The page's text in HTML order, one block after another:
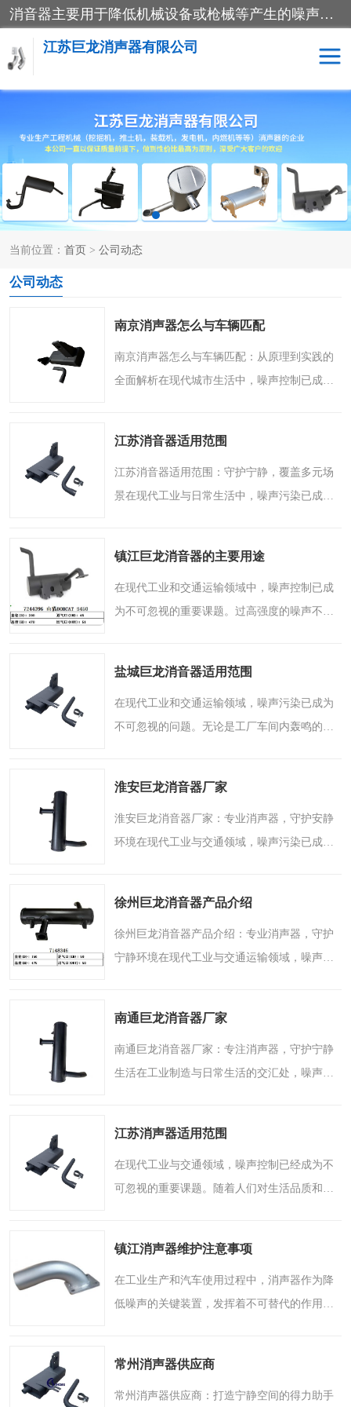
消音器主要用于降低机械设备或枪械等产生的噪声。它通过阻尼或增加排气面积来降低排气速度和功率，从而降低噪声。常见的消音器类型包括阻性消声器、抗性消声器、共振消声器以及阻抗复合式消声器等。这些消音器各有特点，适用于不同频率的噪声消除。
江苏巨龙消声器有限公司
当前位置： 首页 > 公司动态
公司动态
南京消声器怎么与车辆匹配
南京消声器怎么与车辆匹配：从原理到实践的
全面解析在现代城市生活中，噪声控制已成为
声器都扮演着**的角..
江苏消音器适用范围
江苏消音器适用范围：守护宁静，覆盖多元场
景在现代工业与日常生活中，噪声污染已成为
响工作效率，更对人体..
镇江巨龙消音器的主要用途
在现代工业和交通运输领域中，噪声控制已成
为不可忽视的重要课题。过高强度的噪声不仅
的噪声控制设备，消..
盐城巨龙消音器适用范围
在现代工业和交通运输领域，噪声污染已成为
不可忽视的问题。无论是工厂车间内轰鸣的机
活质量造成长期影响..
淮安巨龙消音器厂家
淮安巨龙消音器厂家：专业消声器，守护安静
环境在现代工业与交通领域，噪声污染已成为
高分贝噪声不仅影响..
徐州巨龙消音器产品介绍
徐州巨龙消音器产品介绍：专业消声器，守护
宁静环境在现代工业与交通运输领域，噪声污
设备运转时产生的刺..
南通巨龙消音器厂家
南通巨龙消音器厂家：专注消声器，守护宁静
生活在工业制造与日常生活的交汇处，噪声往
仅干扰工作与休息，..
江苏消声器适用范围
在现代工业与交通领域，噪声控制已经成为不
可忽视的重要课题。随着人们对生活品质和工
无论是在城市道路上..
镇江消声器维护注意事项
在工业生产和汽车使用过程中，消声器作为降
低噪声的关键装置，发挥着不可替代的作用。
它们都通过内部特殊..
常州消声器供应商
常州消声器供应商：打造宁静空间的得力助手
消声器